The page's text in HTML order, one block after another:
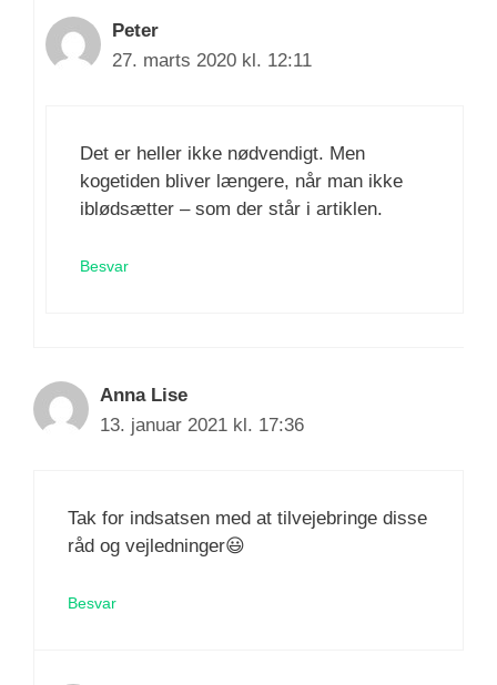
Peter
27. marts 2020 kl. 12:11
Det er heller ikke nødvendigt. Men
kogetiden bliver længere, når man ikke
iblødsætter – som der står i artiklen.
Besvar
Anna Lise
13. januar 2021 kl. 17:36
Tak for indsatsen med at tilvejebringe disse
råd og vejledninger😃
Besvar